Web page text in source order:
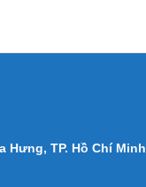
Hưng, TP. Hồ Chí Minh